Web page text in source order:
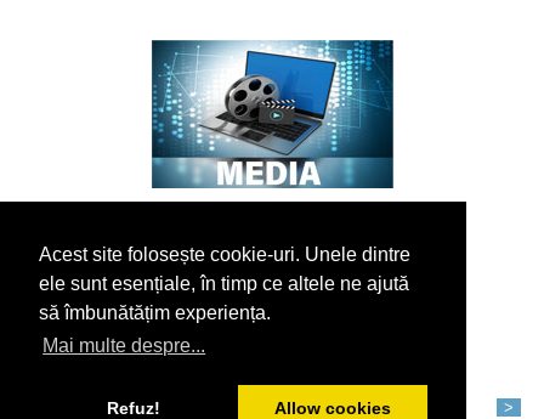
Acest site folosește cookie-uri. Unele dintre
ele sunt esențiale, în timp ce altele ne ajută
să îmbunătățim experiența.
Mai multe despre...
Refuz! Allow cookies